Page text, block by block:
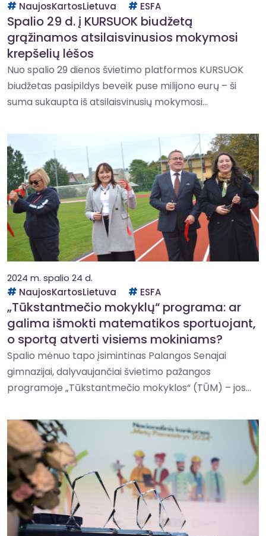
NaujosKartosLietuva
ESFA
Spalio 29 d. į KURSUOK biudžetą
grąžinamos atsilaisvinusios mokymosi
krepšelių lėšos
Nuo spalio 29 dienos švietimo platformos KURSUOK
biudžetas pasipildys beveik puse milijono eurų – ši
suma sukaupta iš atsilaisvinusių mokymosi...
2024 m. spalio 24 d.
NaujosKartosLietuva
ESFA
„Tūkstantmečio mokyklų“ programa: ar
galima išmokti matematikos sportuojant,
o sportą atverti visiems mokiniams?
Spalio mėnuo tapo įsimintinas Palangos Senajai
gimnazijai, dalyvaujančiai švietimo pažangos
programoje „Tūkstantmečio mokyklos“ (TŪM) – jos...